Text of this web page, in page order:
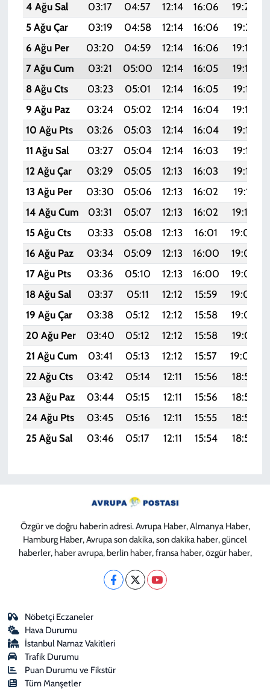
4 Ağu Sal
03:17 04:57 12:14 16:06 19:22
5 Ağu Çar
03:19 04:58 12:14 16:06 19:21
6 Ağu Per
03:20 04:59 12:14 16:06 19:19
7 Ağu Cum
03:21 05:00 12:14 16:05 19:18
8 Ağu Cts
03:23 05:01 12:14 16:05 19:17
9 Ağu Paz
03:24 05:02 12:14 16:04 19:16
10 Ağu Pts
03:26 05:03 12:14 16:04 19:15
11 Ağu Sal
03:27 05:04 12:14 16:03 19:13
12 Ağu Çar
03:29 05:05 12:13 16:03 19:12
13 Ağu Per
03:30 05:06 12:13 16:02 19:11
14 Ağu Cum
03:31 05:07 12:13 16:02 19:10
15 Ağu Cts
03:33 05:08 12:13 16:01 19:08
16 Ağu Paz
03:34 05:09 12:13 16:00 19:07
17 Ağu Pts
03:36 05:10 12:13 16:00 19:05
18 Ağu Sal
03:37 05:11 12:12 15:59 19:04
19 Ağu Çar
03:38 05:12 12:12 15:58 19:03
20 Ağu Per
03:40 05:12 12:12 15:58 19:01
21 Ağu Cum
03:41 05:13 12:12 15:57 19:00
22 Ağu Cts
03:42 05:14 12:11 15:56 18:58
23 Ağu Paz
03:44 05:15 12:11 15:56 18:57
24 Ağu Pts
03:45 05:16 12:11 15:55 18:55
25 Ağu Sal
03:46 05:17 12:11 15:54 18:54
Özgür ve doğru haberin adresi. Avrupa Haber, Almanya Haber,
Hamburg Haber, Avrupa son dakika, son dakika haber, güncel
haberler, haber avrupa, berlin haber, fransa haber, özgür haber,
Nöbetçi Eczaneler
Hava Durumu
İstanbul Namaz Vakitleri
Trafik Durumu
Puan Durumu ve Fikstür
Tüm Manşetler